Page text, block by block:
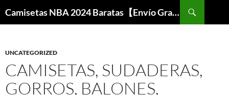
Camisetas NBA 2024 Baratas【Envío Gratis】
UNCATEGORIZED
CAMISETAS, SUDADERAS,
GORROS, BALONES,